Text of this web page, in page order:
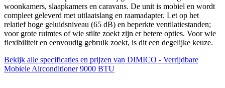
woonkamers, slaapkamers en caravans. De unit is mobiel en wordt
compleet geleverd met uitlaatslang en raamadapter. Let op het
relatief hoge geluidsniveau (65 dB) en beperkte ventilatiestanden;
voor grote ruimtes of wie stilte zoekt zijn er betere opties. Voor wie
flexibiliteit en eenvoudig gebruik zoekt, is dit een degelijke keuze.
Bekijk alle specificaties en prijzen van DIMICO - Verrijdbare
Mobiele Airconditioner 9000 BTU